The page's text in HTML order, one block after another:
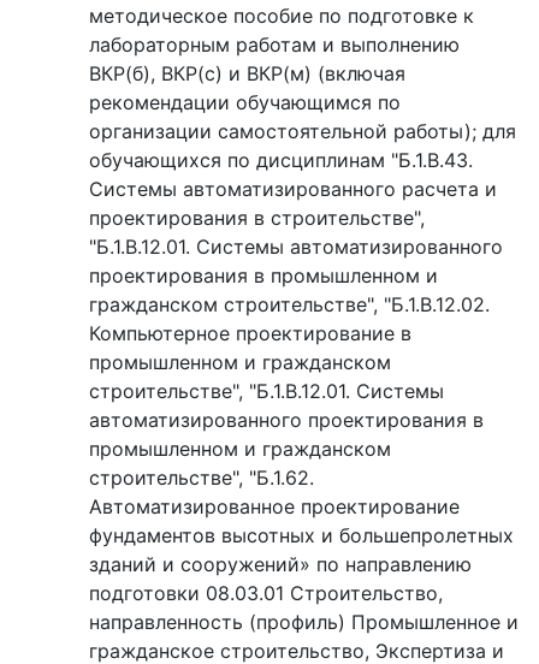
методическое пособие по подготовке к
лабораторным работам и выполнению
ВКР(б), ВКР(с) и ВКР(м) (включая
рекомендации обучающимся по
организации самостоятельной работы); для
обучающихся по дисциплинам "Б.1.В.43.
Системы автоматизированного расчета и
проектирования в строительстве",
"Б.1.В.12.01. Системы автоматизированного
проектирования в промышленном и
гражданском строительстве", "Б.1.В.12.02.
Компьютерное проектирование в
промышленном и гражданском
строительстве", "Б.1.В.12.01. Системы
автоматизированного проектирования в
промышленном и гражданском
строительстве", "Б.1.62.
Автоматизированное проектирование
фундаментов высотных и большепролетных
зданий и сооружений» по направлению
подготовки 08.03.01 Строительство,
направленность (профиль) Промышленное и
гражданское строительство, Экспертиза и